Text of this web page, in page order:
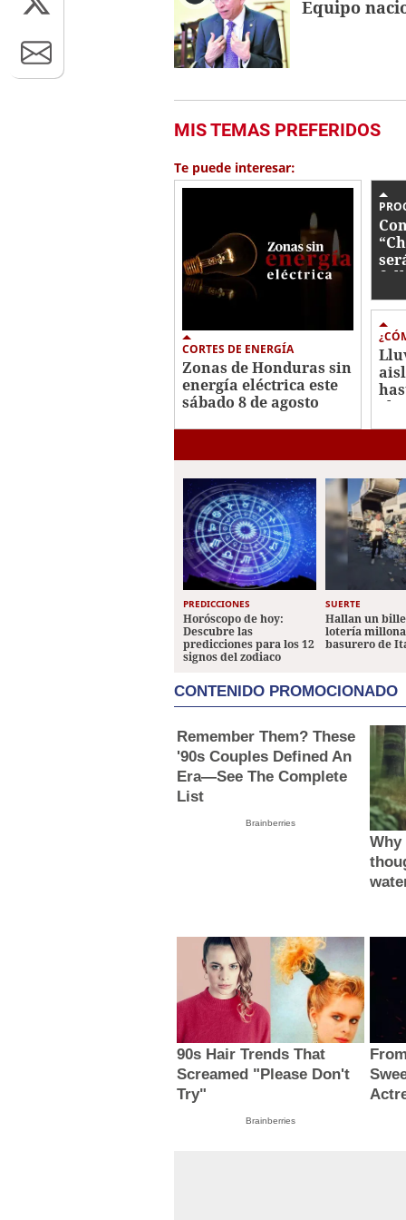
Equipo
MIS TEMAS PREFERIDOS
Te puede interesar:
CORTES DE ENERGÍA
Zonas de Honduras sin
energía eléctrica este
sábado 8 de agosto
fallo
el
PREDICCIONES
Horóscopo de hoy:
Descubre las
predicciones para los 12
signos del zodiaco
SUERTE
Hallan un
lotería
basurero de
CONTENIDO PROMOCIONADO
Remember Them? These
'90s Couples Defined An
Era—See The Complete
List
Brainberries
90s Hair Trends That
Screamed "Please Don't
Try"
Brainberries